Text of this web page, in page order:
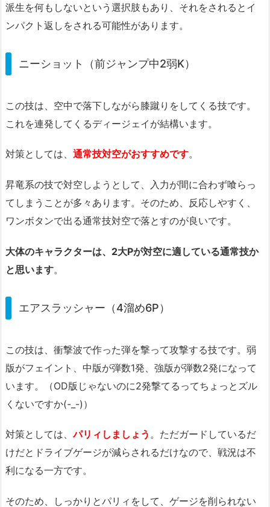
派生を何もしないという選択肢もあり、それをされるとイ
ンパクト返しをされる可能性があります。
ニーショット（前ジャンプ中2弱K）
この技は、空中で落下しながら膝蹴りをしてくる技です。
これを連発してくるディージェイが結構います。
対策としては、 通常技対空がおすすめです。
昇竜系の技で対空しようとして、入力が間に合わず喰らっ
てしまうことが多々あります。そのため、反応しやすく、
ワンボタンで出る通常技対空で落とすのが良いです。
大体のキャラクターは、2大Pが対空に適している通常技か
と思います。
エアスラッシャー（4溜め6P）
この技は、衝撃波で作った弾を撃って攻撃する技です。弱
版がフェイント、中版が弾数1発、強版が弾数2発になって
います。（OD版じゃないのに2発撃てるってちょっとズル
くないですか(-_-)）
対策としては、パリィしましょう 。ただガードしているだ
けだとドライブゲージが減らされるだけなので、戦況は不
利になる一方です。
そのため、しっかりとパリィをして、ゲージを削られない